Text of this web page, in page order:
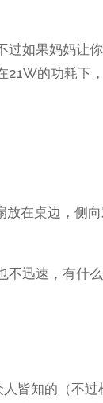
如果妈妈让
21W的功耗下
在桌边，侧
迅速，有什
皆知的（不过